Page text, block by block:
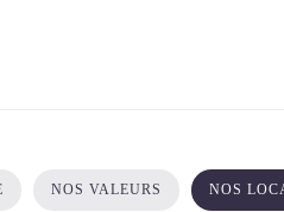
NOS VALEURS NOS